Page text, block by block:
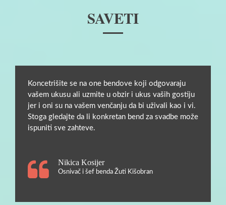
SAVETI
Koncetrišite se na one bendove koji odgovaraju
vašem ukusu ali uzmite u obzir i ukus vaših gostiju
jer i oni su na vašem venčanju da bi uživali kao i vi.
Stoga gledajte da li konkretan bend za svadbe može
ispuniti sve zahteve.
Nikica Kosijer
Osnivač i šef benda Žuti Kišobran